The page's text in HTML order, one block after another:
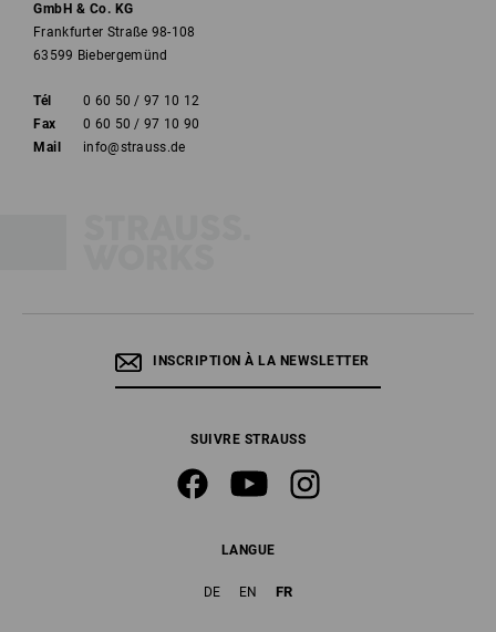
GmbH & Co. KG
Frankfurter Straße 98-108
63599 Biebergemünd
Tél
0 60 50 / 97 10 12
Fax
0 60 50 / 97 10 90
Mail
info@strauss.de
INSCRIPTION À LA NEWSLETTER
SUIVRE STRAUSS
LANGUE
DE EN FR